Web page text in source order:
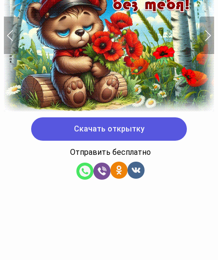
Скачать открытку
Отправить бесплатно